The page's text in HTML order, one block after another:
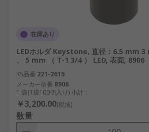
在庫あり
LEDホルダ Keystone, 直径：6.5 mm 3
、 5 mm （ T-1 3/4 ） LED, 表面, 8906
RS品番 221-2615
メーカー型番 8906
1 袋(1袋100個入り) 小計：
￥3,200.00(税抜)
数量